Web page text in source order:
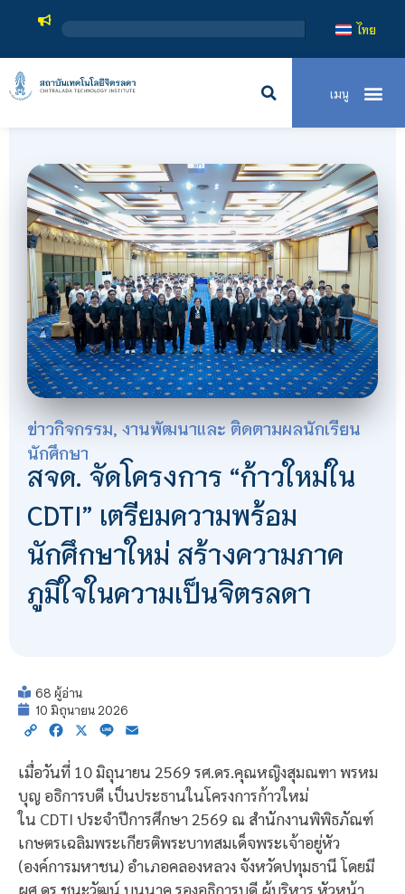
สถาบันเทคโนโลยี
ไทย
ข่าวกิจกรรม งานพัฒนาและ ติดตามผลนักเรียน
นักศึกษา
สจด. จัดโครงการ “ก้าวใหม่ใน
CDTI” เตรียมความพร้อม
นักศึกษาใหม่ สร้างความภาค
ภูมิใจในความเป็นจิตรลดา
68 ผู้อ่าน
10 มิถุนายน 2026
Copy Facebook
X Line
เมื่อวันที่ 10 มิถุนายน 2569 รศ.ดร.คุณหญิงสุมณฑา พรหม
บุญ อธิการบดี เป็นประธานในโครงการก้าวใหม่
ใน CDTI ประจำปีการศึกษา 2569 ณ สำนักงานพิพิธภัณฑ์
เกษตรเฉลิมพระเกียรติพระบาทสมเด็จพระเจ้าอยู่หัว
(องค์การมหาชน) อำเภอคลองหลวง จังหวัดปทุมธานี โดยมี
ผศ.ดร.ชนะวัฒน์ บุนนาค รองอธิการบดี ผู้บริหาร หัวหน้า